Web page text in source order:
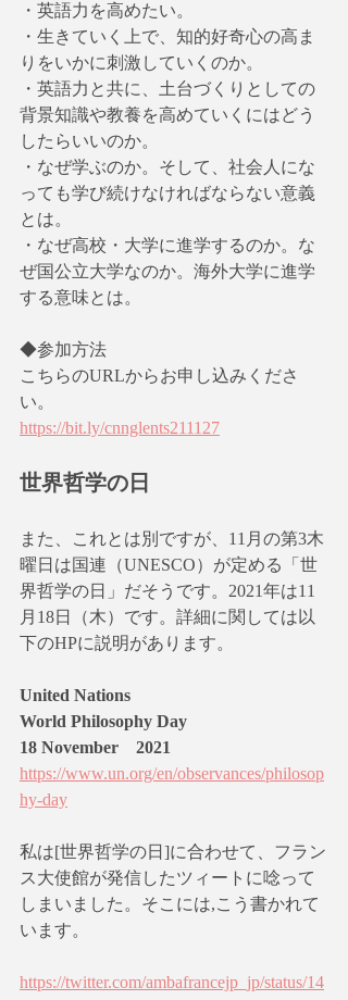
・英語力を高めたい。
・生きていく上で、知的好奇心の高ま
りをいかに刺激していくのか。
・英語力と共に、土台づくりとしての
背景知識や教養を高めていくにはどう
したらいいのか。
・なぜ学ぶのか。そして、社会人にな
っても学び続けなければならない意義
とは。
・なぜ高校・大学に進学するのか。な
ぜ国公立大学なのか。海外大学に進学
する意味とは。
◆参加方法
こちらのURLからお申し込みくださ
い。
https://bit.ly/cnnglents211127
世界哲学の日
また、これとは別ですが、11月の第3木
曜日は国連（UNESCO）が定める「世
界哲学の日」だそうです。2021年は11
月18日（木）です。詳細に関しては以
下のHPに説明があります。
United Nations
World Philosophy Day
18 November　2021
https://www.un.org/en/observances/philosop
hy-day
私は[世界哲学の日]に合わせて、フラン
ス大使館が発信したツィートに唸って
しまいました。そこには,こう書かれて
います。
https://twitter.com/ambafrancejp_jp/status/14